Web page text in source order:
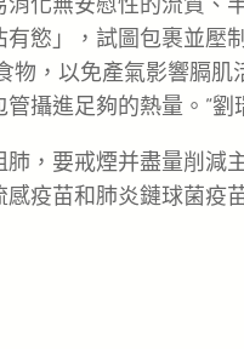
慾」，試圖包裹並壓
物，以免產氣影響膈肌
攝進足夠的熱量。”劉
，要戒煙并盡量削減
疫苗和肺炎鏈球菌疫